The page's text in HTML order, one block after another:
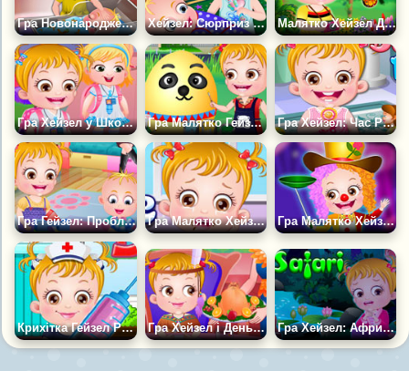
Гра Новонароджений Братик Хейзел Хейзел: Сюрприз для Братика Малятко Хейзел Досліджує Природу
Гра Хейзел у Школі Водіння Гра Малятко Гейзел: Великдень Гра Хейзел: Час Розваг
Гра Гейзел: Проблеми з Братом Гра Малятко Хейзел у Стоматолога Гра Малятко Хейзел Клоун
Крихітка Гейзел Робить Укол Гра Хейзел і День Подяки Гра Хейзел: Африка. Сафарі